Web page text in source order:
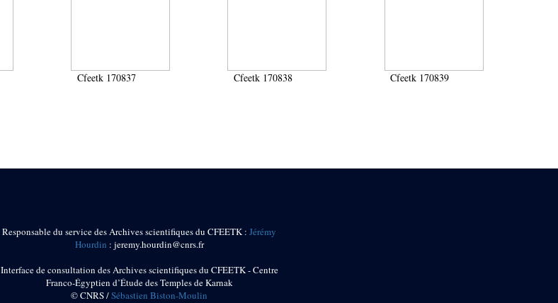
Cfeetk 170837 Cfeetk 170838 Cfeetk 170839
Responsable du service des Archives scientifiques du CFEETK :Jérémy
Hourdin : jeremy.hourdin@cnrs.fr
Interface de consultation des Archives scientifiques du CFEETK - Centre
Franco-Égyptien d’Étude des Temples de Karnak
© CNRS /Sébastien Biston-Moulin